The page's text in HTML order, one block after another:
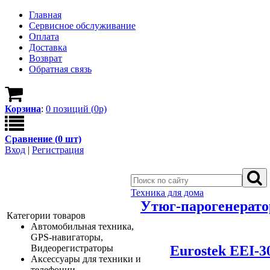
Главная
Сервисное обслуживание
Оплата
Доставка
Возврат
Обратная связь
Корзина: 0 позиций (0р)
Сравнение (0 шт)
Вход | Регистрация
Категории товаров
Автомобильная техника,
GPS-навигаторы,
Видеорегистраторы
Аксессуары для техники и
Техника для дома
Утюг-
Eurostek EEI-